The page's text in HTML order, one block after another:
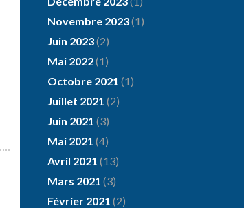
Novembre 2023(1)
Juin 2023(2)
Mai 2022(1)
Octobre 2021 (1)
Juillet 2021 (2)
Juin 2021 (3)
Mai 2021 (4)
Avril 2021 (13)
Mars 2021 (3)
Février 2021 (2)